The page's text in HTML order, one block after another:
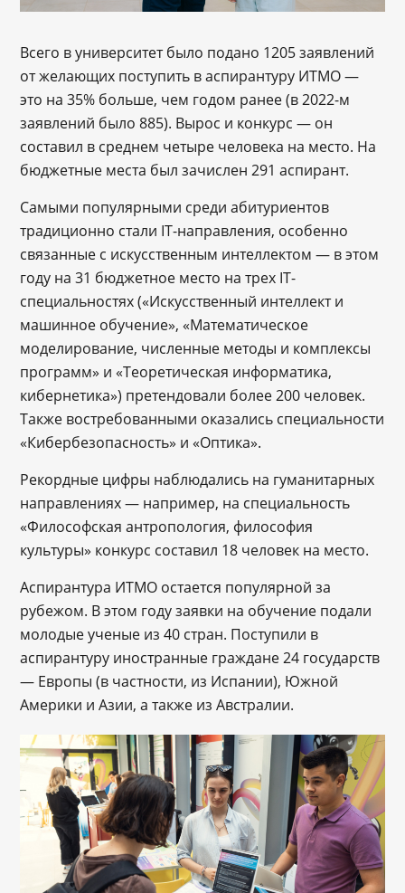
Всего в университет было подано 1205 заявлений
от желающих поступить в аспирантуру ИТМО ―
это на 35% больше, чем годом ранее (в 2022-м
заявлений было 885). Вырос и конкурс ― он
составил в среднем четыре человека на место. На
бюджетные места был зачислен 291 аспирант.
Самыми популярными среди абитуриентов
традиционно стали IT-направления, особенно
связанные с искусственным интеллектом — в этом
году на 31 бюджетное место на трех IT-
специальностях («Искусственный интеллект и
машинное обучение», «Математическое
моделирование, численные методы и комплексы
программ» и «Теоретическая информатика,
кибернетика») претендовали более 200 человек.
Также востребованными оказались специальности
«Кибербезопасность» и «Оптика».
Рекордные цифры наблюдались на гуманитарных
направлениях — например, на специальность
«Философская антропология, философия
культуры» конкурс составил 18 человек на место.
Аспирантура ИТМО остается популярной за
рубежом. В этом году заявки на обучение подали
молодые ученые из 40 стран. Поступили в
аспирантуру иностранные граждане 24 государств
― Европы (в частности, из Испании), Южной
Америки и Азии, а также из Австралии.